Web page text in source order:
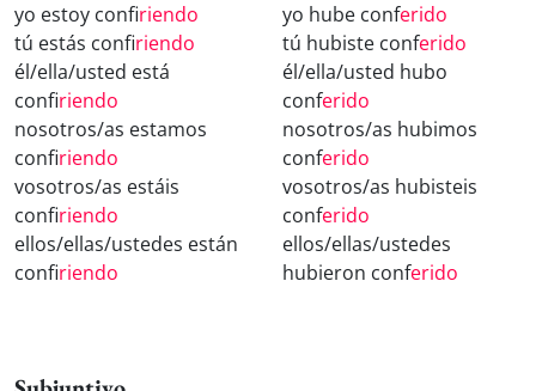
yo estoy confiriendo
tú estás confiriendo
él/ella/usted está
confiriendo
nosotros/as estamos
confiriendo
vosotros/as estáis
confiriendo
ellos/ellas/ustedes están
confiriendo
yo hube conferido
tú hubiste conferido
él/ella/usted hubo
conferido
nosotros/as hubimos
conferido
vosotros/as hubisteis
conferido
ellos/ellas/ustedes
hubieron conferido